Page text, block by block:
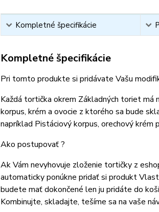
Kompletné špecifikácie
Kompletné špecifikácie
Pri tomto produkte si pridávate Vašu
Každá tortička okrem Základných toriet
korpus, krém a ovocie z ktorého sa bude
napríklad Pistáciový korpus, orechový krém
Ako postupovať ?
Ak Vám nevyhovuje zloženie tortičky z
automaticky ponúkne pridať si produkt
budete mať dokončené len ju pridáte do
Kombinujte, skladajte, tešíme sa na vaše